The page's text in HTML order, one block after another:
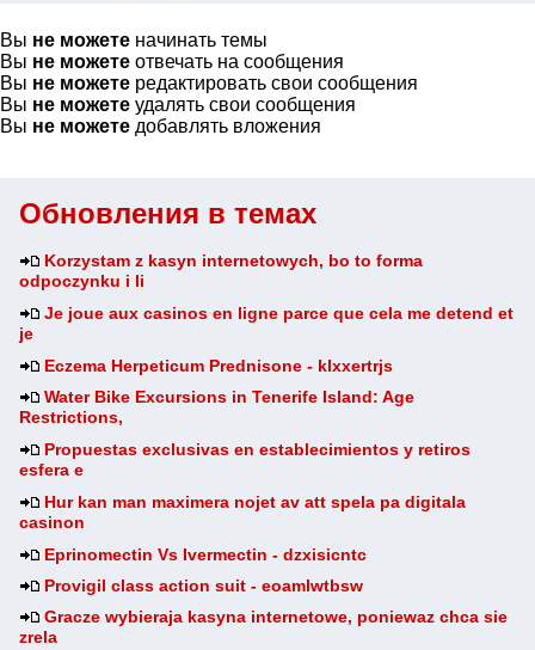
Обновления в темах
Korzystam z kasyn internetowych, bo to forma
odpoczynku i li
Je joue aux casinos en ligne parce que cela me detend et
je
Eczema Herpeticum Prednisone - klxxertrjs
Water Bike Excursions in Tenerife Island: Age
Restrictions,
Propuestas exclusivas en establecimientos y retiros
esfera e
Hur kan man maximera nojet av att spela pa digitala
casinon
Eprinomectin Vs Ivermectin - dzxisicntc
Provigil class action suit - eoamlwtbsw
Gracze wybieraja kasyna internetowe, poniewaz chca sie
zrela
Вы не можете начинать темы
Вы не можете отвечать на сообщения
Вы не можете редактировать свои сообщения
Вы не можете удалять свои сообщения
Вы не можете добавлять вложения